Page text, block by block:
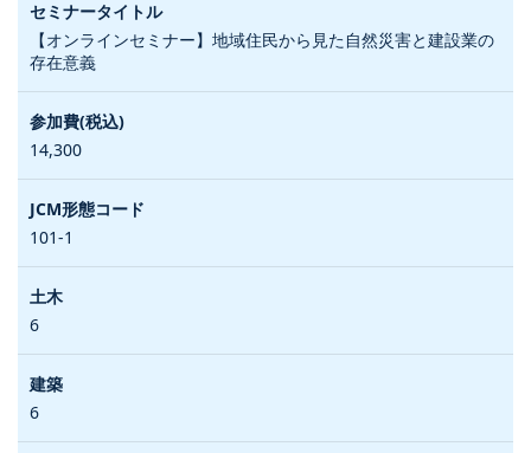
【オンラインセミナー】地域住民から見た自然災害と建設業の
存在意義
14,300
101-1
6
6